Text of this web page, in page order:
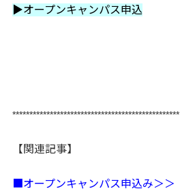
▶オープンキャンパス申込
*************************************************
【関連記事】
■オープンキャンパス申込み＞＞